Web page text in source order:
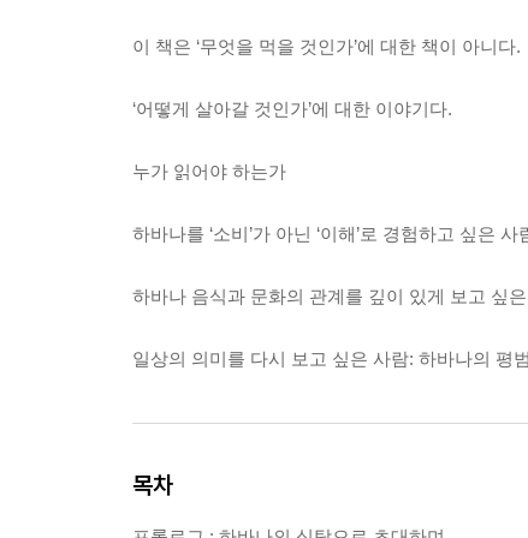
이 책은 ‘무엇을 먹을 것인가’에 대한 책이 아니다.
‘어떻게 살아갈 것인가’에 대한 이야기다.
누가 읽어야 하는가
하바나를 ‘소비’가 아닌 ‘이해’로 경험하고 싶은
하바나 음식과 문화의 관계를 깊이 있게 보고 싶
일상의 의미를 다시 보고 싶은 사람: 하바나의 평
목차